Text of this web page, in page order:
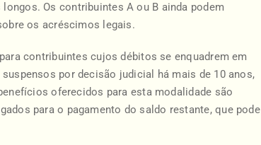
Os contribuintes A ou B ainda podem
os acréscimos legais.
contribuintes cujos débitos se enquadrem em
por decisão judicial há mais de 10 anos,
oferecidos para esta modalidade são
para o pagamento do saldo restante, que pode